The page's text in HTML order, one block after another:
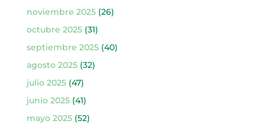
noviembre 2025(26)
octubre 2025(31)
septiembre 2025(40)
agosto 2025(32)
julio 2025(47)
junio 2025(41)
mayo 2025(52)